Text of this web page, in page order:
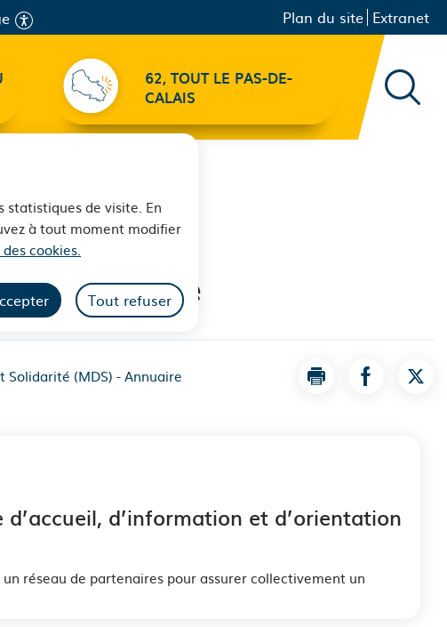
statistiques de visite. En
à tout moment modifier
cookies.
Tout refuser
Menu principal
Navigation
secondaire
Plan du site Extranet
62, TOUT LE PAS-DE-
CALAIS
- Annuaire
Solidarité (MDS) - Annuaire Imprimer la page
Partager la
d’information et d’orientation
réseau de partenaires pour assurer collectivement un